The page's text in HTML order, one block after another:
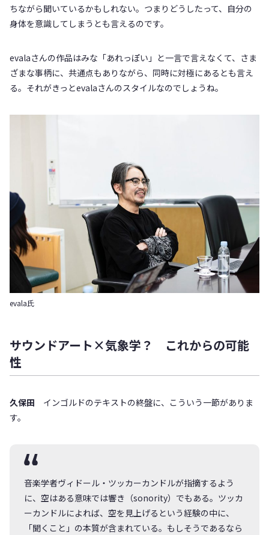
ちながら聞いているかもしれない。つまりどうしたって、自分の
身体を意識してしまうとも言えるのです。
evalaさんの作品はみな「あれっぽい」と一言で言えなくて、さま
ざまな事柄に、共通点もありながら、同時に対極にあるとも言え
る。それがきっとevalaさんのスタイルなのでしょうね。
evala氏
サウンドアート×気象学？ これからの可能
性
久保田 インゴルドのテキストの終盤に、こういう一節がありま
す。
音楽学者ヴィドール・ツッカーカンドルが指摘するよう
に、空はある意味では響き（sonority）でもある。ツッカ
ーカンドルによれば、空を見上げるという経験の中に、
「聞くこと」の本質が含まれている。もしそうであるなら